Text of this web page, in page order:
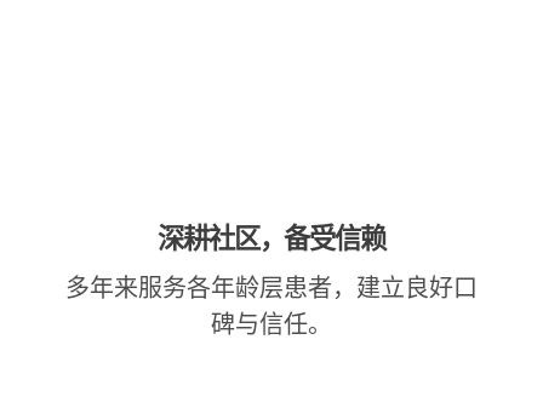
深耕社区，备受信赖
多年来服务各年龄层患者，建立良好口
碑与信任。